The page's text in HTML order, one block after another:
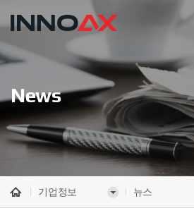
News
기업정보 뉴스